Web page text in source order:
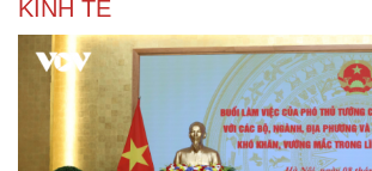
KINH TẾ